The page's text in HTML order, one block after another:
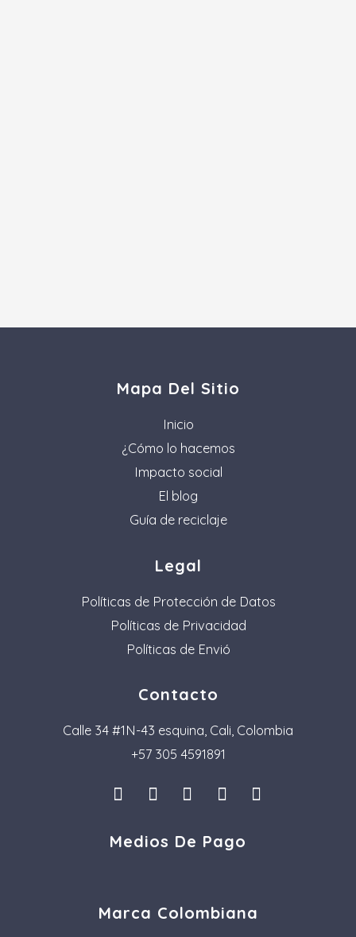
Mapa Del Sitio
Inicio
¿Cómo lo hacemos
Impacto social
El blog
Guía de reciclaje
Legal
Políticas de Protección de Datos
Políticas de Privacidad
Políticas de Envió
Contacto
Calle 34 #1N-43 esquina, Cali, Colombia
+57 305 4591891
I
n
t
a
L
i
k
n
F
a
e
k
P
i
t
s
T
i
Medios De Pago
Marca Colombiana